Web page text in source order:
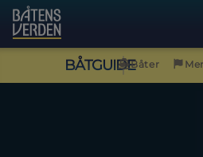
BÅTGUIDEBåter